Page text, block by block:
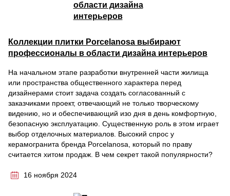
Коллекции плитки Porcelanosa выбирают
профессионалы в области дизайна интерьеров
На начальном этапе разработки внутренней части жилища
или пространства общественного характера перед
дизайнерами стоит задача создать согласованный с
заказчиками проект, отвечающий не только творческому
видению, но и обеспечивающий изо дня в день комфортную,
безопасную эксплуатацию. Существенную роль в этом играет
выбор отделочных материалов. Высокий спрос у
керамогранита бренда Porcelanosa, который по праву
считается хитом продаж. В чем секрет такой популярности?
16 ноября 2024